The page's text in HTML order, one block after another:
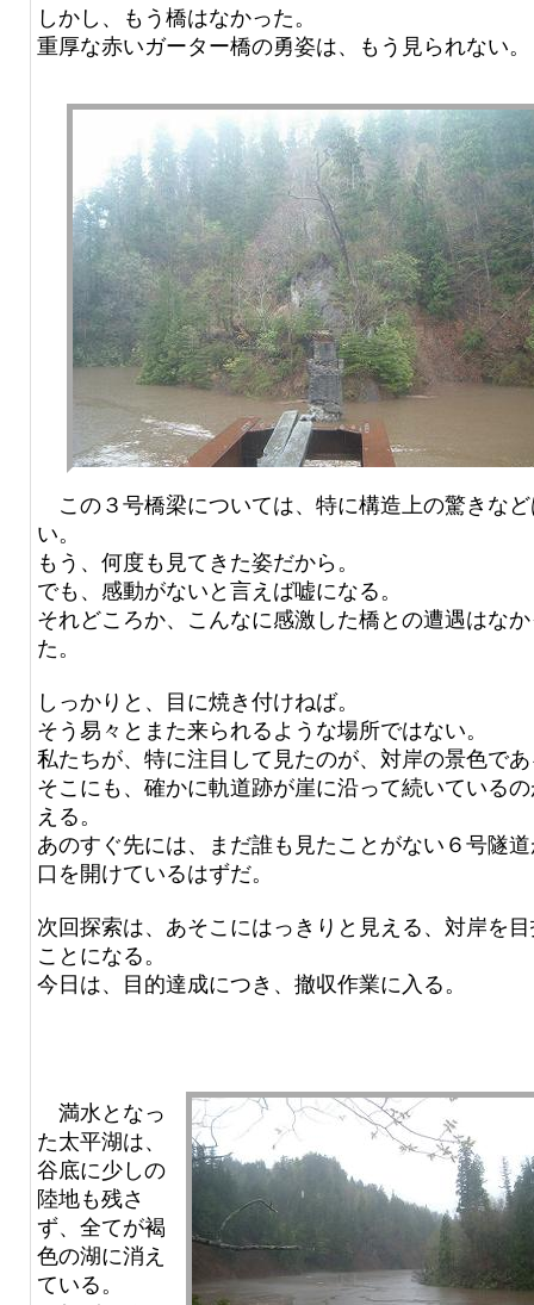
しかし、もう橋はなかった。
重厚な赤いガーター橋の勇姿は、もう見られない。
この３号橋梁については、特に構造上の驚きな
い。
もう、何度も見てきた姿だから。
でも、感動がないと言えば嘘になる。
それどころか、こんなに感激した橋との遭遇はな
た。
しっかりと、目に焼き付けねば。
そう易々とまた来られるような場所ではない。
私たちが、特に注目して見たのが、対岸の景色で
そこにも、確かに軌道跡が崖に沿って続いている
える。
あのすぐ先には、まだ誰も見たことがない６号隧
口を開けているはずだ。
次回探索は、あそこにはっきりと見える、対岸を
ことになる。
今日は、目的達成につき、撤収作業に入る。
満水となっ
た太平湖は、
谷底に少しの
陸地も残さ
ず、全てが褐
色の湖に消え
ている。